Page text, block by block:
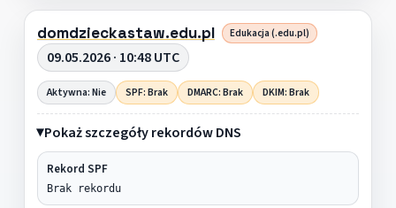
domdzieckastaw.edu.pl Edukacja (.edu.pl)
09.05.2026 · 10:48 UTC
Aktywna: Nie SPF: Brak DMARC: Brak DKIM: Brak
Pokaż szczegóły rekordów DNS
Rekord SPF
Brak rekordu